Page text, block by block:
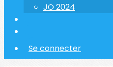
JO 2024
Se connecter